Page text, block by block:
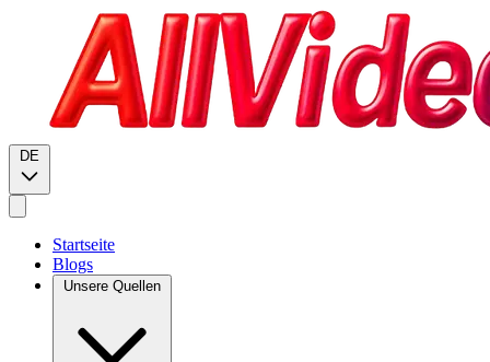
DE
Startseite
Blogs
Unsere Quellen